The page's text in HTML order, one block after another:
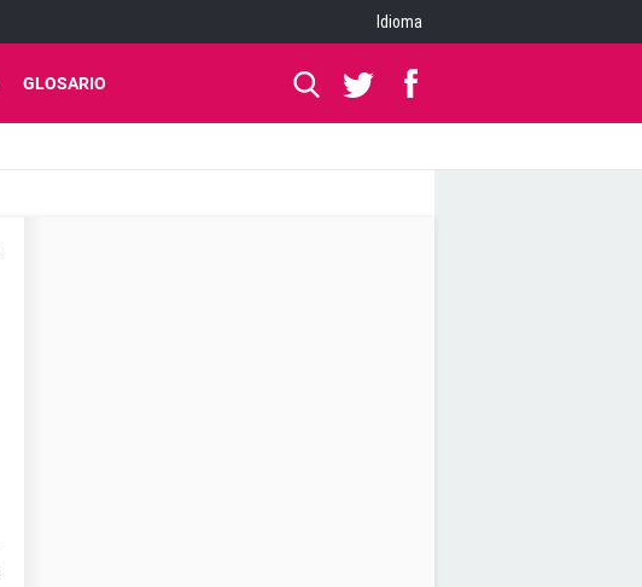
Idioma
GLOSARIO